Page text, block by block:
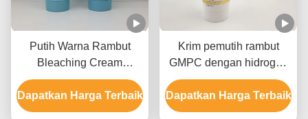
Putih Warna Rambut
Bleaching Cream
Formula ringan cepat
memudar Angkat hingga
9 Tingkat
Dapatkan Harga Terbaik
Krim pemutih rambut
GMPC dengan hidrogen
peroksida Ammonium
hidroksida dan minyak
mineral
Dapatkan Harga Terbaik